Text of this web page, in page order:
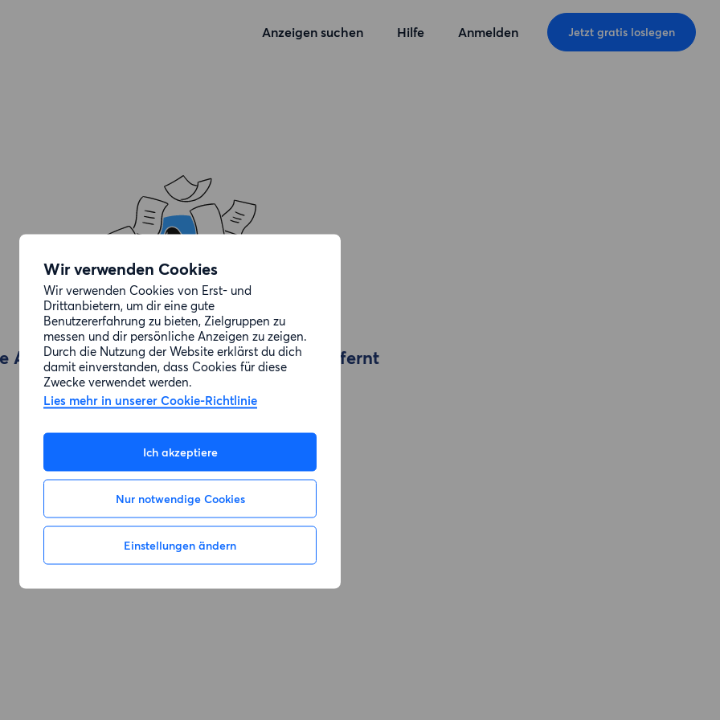
Wir verwenden Cookies
Wir verwenden Cookies von Erst- und
Drittanbietern, um dir eine gute
Benutzererfahrung zu bieten, Zielgruppen zu
messen und dir persönliche Anzeigen zu zeigen.
Durch die Nutzung der Website erklärst du dich
damit einverstanden, dass Cookies für diese
Zwecke verwendet werden.
Lies mehr in unserer Cookie-Richtlinie
Ich akzeptiere
Nur notwendige Cookies
Einstellungen ändern
Anzeigen suchen Hilfe Anmelden Jetzt gratis loslegen
Anzeige, die du gesucht hast, wurde entfernt